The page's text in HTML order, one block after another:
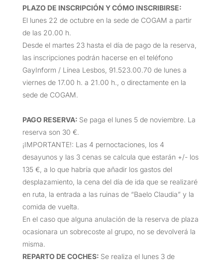
PLAZO DE INSCRIPCIÓN Y CÓMO INSCRIBIRSE:
El lunes 22 de octubre en la sede de COGAM a partir
de las 20.00 h.
Desde el martes 23 hasta el día de pago de la reserva,
las inscripciones podrán hacerse en el teléfono
GayInform / Línea Lesbos, 91.523.00.70 de lunes a
viernes de 17.00 h. a 21.00 h., o directamente en la
sede de COGAM.
PAGO RESERVA: Se paga el lunes 5 de noviembre. La
reserva son 30 €.
¡IMPORTANTE!: Las 4 pernoctaciones, los 4
desayunos y las 3 cenas se calcula que estarán +/- los
135 €, a lo que habría que añadir los gastos del
desplazamiento, la cena del día de ida que se realizaré
en ruta, la entrada a las ruinas de “Baelo Claudia” y la
comida de vuelta.
En el caso que alguna anulación de la reserva de plaza
ocasionara un sobrecoste al grupo, no se devolverá la
misma.
REPARTO DE COCHES: Se realiza el lunes 3 de